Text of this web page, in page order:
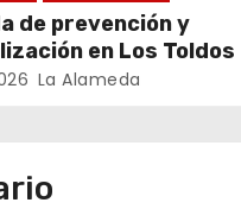
de prevención y
en Los Toldos
La Alameda